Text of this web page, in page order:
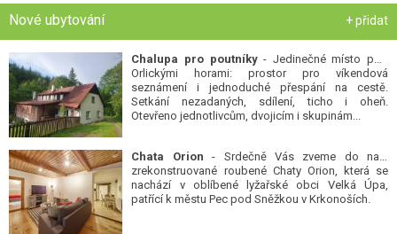
Nové ubytování + přidat
Chalupa pro poutníky- Jedinečné místo pod
Orlickými horami: prostor pro víkendová
seznámení i jednoduché přespání na cestě.
Setkání nezadaných, sdílení, ticho i oheň.
Otevřeno jednotlivcům, dvojicím i skupinám...
Chata Orion - Srdečně Vás zveme do naší
zrekonstruované roubené Chaty Orion, která se
nachází v oblíbené lyžařské obci Velká Úpa,
patřící k městu Pec pod Sněžkou v Krkonoších.